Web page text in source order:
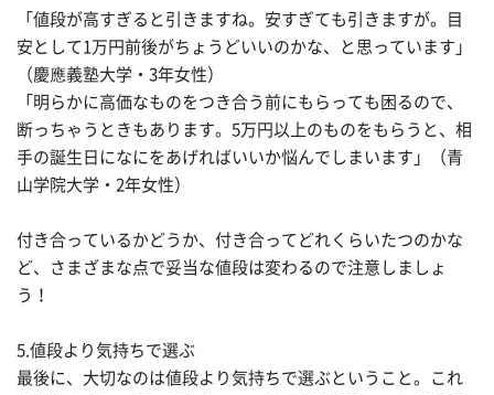
「値段が高すぎると引きますね。安すぎても引きますが。目
安として1万円前後がちょうどいいのかな、と思っています」
（慶應義塾大学・3年女性）
「明らかに高価なものをつき合う前にもらっても困るので、
断っちゃうときもあります。5万円以上のものをもらうと、相
手の誕生日になにをあげればいいか悩んでしまいます」（青
山学院大学・2年女性）
付き合っているかどうか、付き合ってどれくらいたつのかな
ど、さまざまな点で妥当な値段は変わるので注意しましょ
う！
5.値段より気持ちで選ぶ
最後に、大切なのは値段より気持ちで選ぶということ。これ